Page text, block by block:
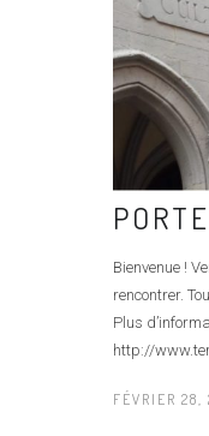
Bienvenue !
rencontrer.
Plus
http://
FÉVRIER